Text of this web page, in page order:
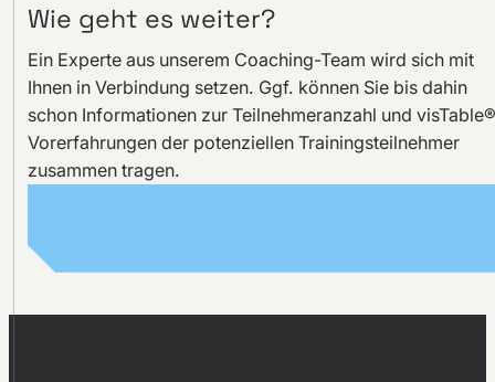
Wie geht es weiter?
Ein Experte aus unserem Coaching-Team wird sich mit
Ihnen in Verbindung setzen. Ggf. können Sie bis dahin
schon Informationen zur Teilnehmeranzahl und
Vorerfahrungen der potenziellen Trainingsteilnehmer
zusammen tragen.